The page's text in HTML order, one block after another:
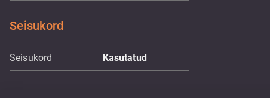
Seisukord
Seisukord Kasutatud